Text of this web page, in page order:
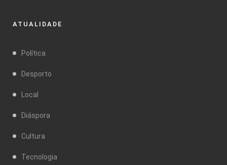
ATUALIDADE
Política
Desporto
Local
Diáspora
Cultura
Tecnologia